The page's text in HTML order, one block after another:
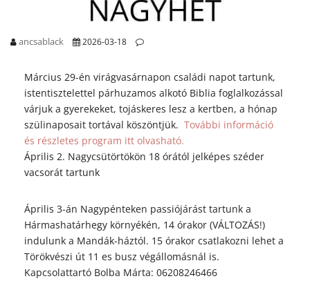
ancsablack 2026-03-18
Március 29-én virágvasárnapon családi napot tartunk,
istentisztelettel párhuzamos alkotó Biblia foglalkozással
várjuk a gyerekeket, tojáskeres lesz a kertben, a hónap
szülinaposait tortával köszöntjük. További információ
és részletes program itt olvasható.
Április 2. Nagycsütörtökön 18 órától jelképes széder
vacsorát tartunk
Április 3-án Nagypénteken passiójárást tartunk a
Hármashatárhegy környékén, 14 órakor (VÁLTOZÁS!)
indulunk a Mandák-háztól. 15 órakor csatlakozni lehet a
Törökvészi út 11 es busz végállomásnál is.
Kapcsolattartó Bolba Márta: 06208246466